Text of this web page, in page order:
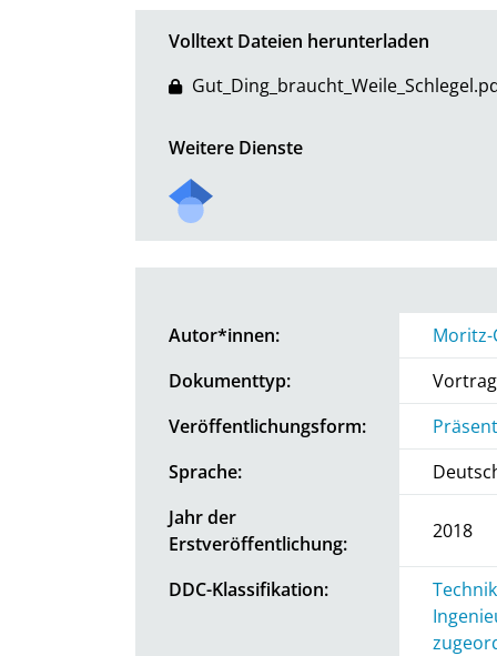
Volltext Dateien herunterladen
Weitere Dienste
Autor*innen:
Moritz-
Dokumenttyp:
Vortrag
Veröffentlichungsform:
Sprache:
Jahr der
Erstveröffentlichung:
2018
DDC-Klassifikation: